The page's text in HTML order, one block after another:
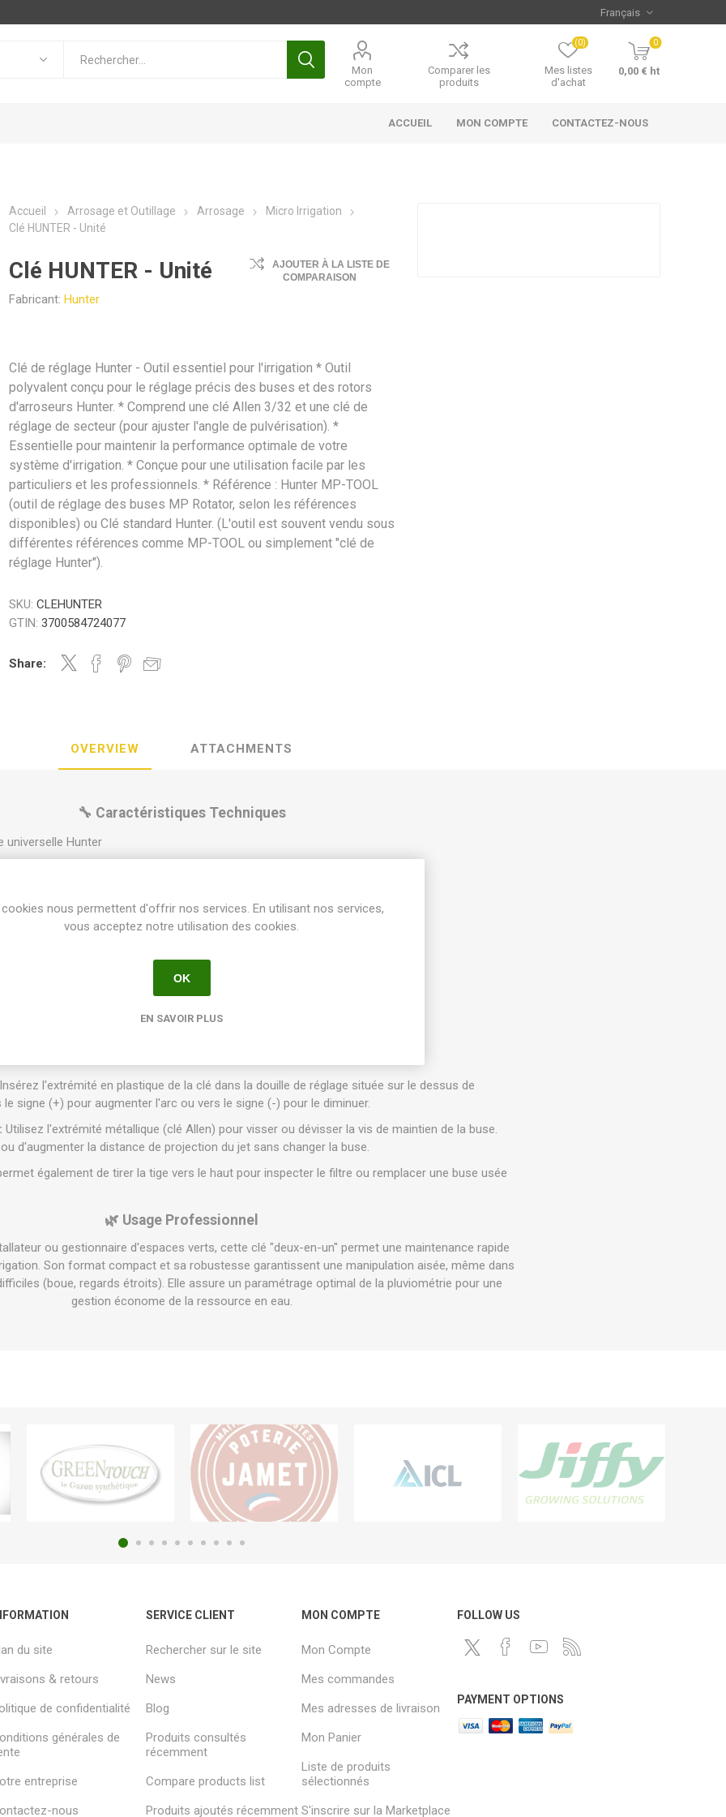
Mon
compte
Comparer les
produits
Mes listes
d'achat
(0) 0
0,00 € ht
ACCUEIL MON COMPTE CONTACTEZ-NOUS
Accueil Arrosage et Outillage Arrosage
Micro Irrigation
Clé HUNTER - Unité
Clé HUNTER - Unité
Fabricant: Hunter
AJOUTER À LA LISTE DE
COMPARAISON
Clé de réglage Hunter - Outil essentiel pour l'irrigation * Outil
polyvalent conçu pour le réglage précis des buses et des rotors
d'arroseurs Hunter. * Comprend une clé Allen 3/32 et une clé de
réglage de secteur (pour ajuster l'angle de pulvérisation). *
Essentielle pour maintenir la performance optimale de votre
système d'irrigation. * Conçue pour une utilisation facile par les
particuliers et les professionnels. * Référence : Hunter MP-TOOL
(outil de réglage des buses MP Rotator, selon les références
disponibles) ou Clé standard Hunter. (L'outil est souvent vendu sous
différentes références comme MP-TOOL ou simplement "clé de
réglage Hunter").
SKU: CLEHUNTER
GTIN: 3700584724077
Share:
OVERVIEW ATTACHMENTS
🔧 Caractéristiques Techniques
universelle Hunter
turbines (Rotors) et tuyères
l'arc de cercle (secteur d'arrosage)
(vis de brise-jet)
pour le changement de buse
et poignée en polymère ergonomique
Insérez l'extrémité en plastique de la clé dans la douille de réglage située sur le dessus de
signe (+) pour augmenter l'arc ou vers le signe (-) pour le diminuer.
Utilisez l'extrémité métallique (clé Allen) pour visser ou dévisser la vis de maintien de la buse.
d'augmenter la distance de projection du jet sans changer la buse.
également de tirer la tige vers le haut pour inspecter le filtre ou remplacer une buse usée
🌿 Usage Professionnel
ou gestionnaire d'espaces verts, cette clé "deux-en-un" permet une maintenance rapide
Son format compact et sa robustesse garantissent une manipulation aisée, même dans
(boue, regards étroits). Elle assure un paramétrage optimal de la pluviométrie pour une
gestion économe de la ressource en eau.
du site
& retours
de confidentialité
générales de
entreprise
nous
SERVICE CLIENT
Rechercher sur le site
News
Blog
Produits consultés
récemment
Compare products list
Produits ajoutés récemment
MON COMPTE
Mon Compte
Mes commandes
Mes adresses de livraison
Mon Panier
Liste de produits
sélectionnés
S'inscrire sur la Marketplace
FOLLOW US
PAYMENT OPTIONS
nous permettent d'offrir nos services. En utilisant nos services,
vous acceptez notre utilisation des cookies.
OK
EN SAVOIR PLUS